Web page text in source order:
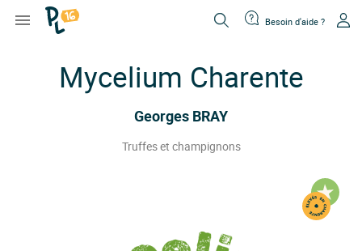
 Besoin d'aide ?
Mycelium Charente
Georges BRAY
Truffes et champignons